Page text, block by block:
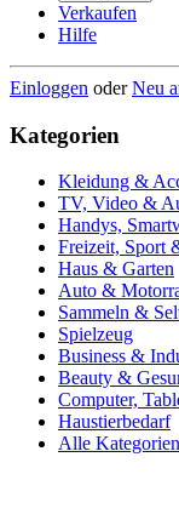
Verkaufen
Hilfe
Einloggen oderNeu
Kategorien
Kleidung &
TV, Video &
Handys,
Freizeit, Sport
Haus & Garten
Auto &
Sammeln &
Spielzeug
Business &
Beauty &
Computer,
Haustierbedarf
Alle Kategorien